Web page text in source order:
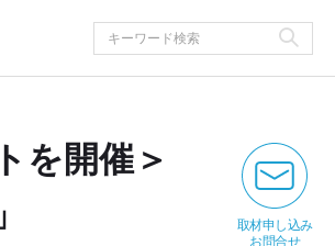
を開催＞
取材申し込み
お問合せ